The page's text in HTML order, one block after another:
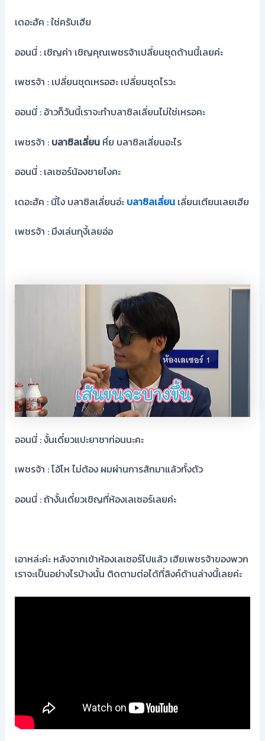
เดอะฮัค : ใช่ครับเฮีย
ออนนี่ : เชิญค่า เชิญคุณเพชรจ้าเปลี่ยนชุดด้านนี้เลยค่ะ
เพชรจ้า : เปลี่ยนชุดเหรอฮะ เปลี่ยนชุดไรวะ
ออนนี่ : อ้าวก็วันนี้เราจะทำบลาซิลเลี่ยนไม่ใช่เหรอคะ
เพชรจ้า : บลาซิลเลี่ยนหึ่ย บลาซิลเลี่ยนอะไร
ออนนี่ : เลเซอร์น้องชายไงคะ
เดอะฮัค : นี่ไง บลาซิลเลี่ยนอ่ะ บลาซิลเลี่ยนเลี่ยนเตียนเลยเฮีย
เพชรจ้า : มึงเล่นกุงี้เลยอ่อ
ออนนี่ : งั้นเดี๋ยวแปะยาชาก่อนนะคะ
เพชรจ้า : โอ้โห ไม่ต้อง ผมผ่านการสักมาแล้วทั้งตัว
ออนนี่ : ถ้างั้นเดี๋ยวเชิญที่ห้องเลเซอร์เลยค่ะ
เอาหล่ะค่ะ หลังจากเข้าห้องเลเซอร์ไปแล้ว เฮียเพชรจ้าของพวก
เราจะเป็นอย่างไรบ้างนั้น ติดตามต่อได้ที่ลิงค์ด้านล่างนี้เลยค่ะ